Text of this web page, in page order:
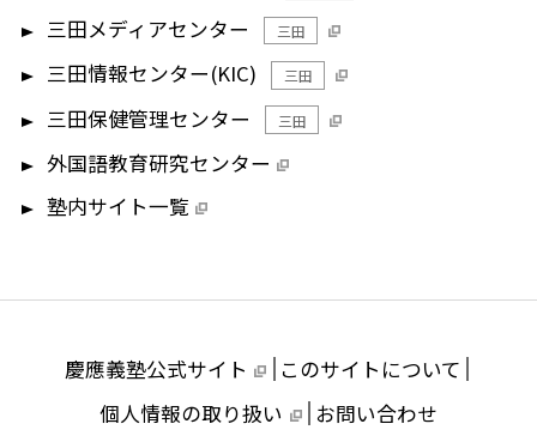
三田メディアセンター 三田
三田情報センター(KIC) 三田
三田保健管理センター 三田
外国語教育研究センター
塾内サイト一覧
慶應義塾公式サイト
このサイトについて
個人情報の取り扱い
お問い合わせ